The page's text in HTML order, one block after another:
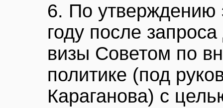
6. По утверждению
году после
визы Советом по
политике (под
Караганова) с